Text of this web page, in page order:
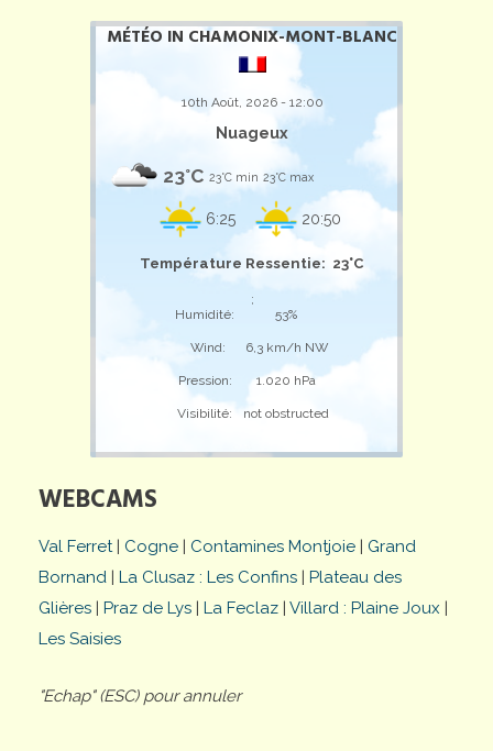
MÉTÉO IN CHAMONIX-MONT-BLANC
10th Août, 2026 - 12:00
Nuageux
23°C 23°C min 23°C max
6:25 20:50
Température Ressentie: 23°C
;
Humidité:
53%
Wind: 6,3 km/h NW
Pression: 1.020 hPa
Visibilité: not obstructed
WEBCAMS
Val Ferret| Cogne | Contamines Montjoie | Grand
Bornand | La Clusaz : Les Confins | Plateau des
Glières | Praz de Lys | La Feclaz | Villard : Plaine Joux |
Les Saisies
"Echap" (ESC) pour annuler